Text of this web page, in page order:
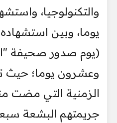
والتكنولوجيا،
يوما، وبين استشهاده
(يوم صدور صحيفة
وعشرون يوما؛ حيث
الزمنية التي مضت
جريمتهم البشعة